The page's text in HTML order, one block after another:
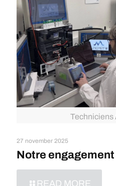
Techniciens
27 november 2025
Notre
READ MORE